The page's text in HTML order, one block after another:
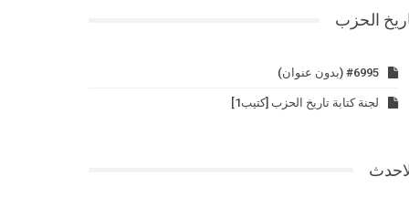
الحزب
#6995 (بدون عنوان)
لجنة كتابة تاريخ الحزب [كتيب1]